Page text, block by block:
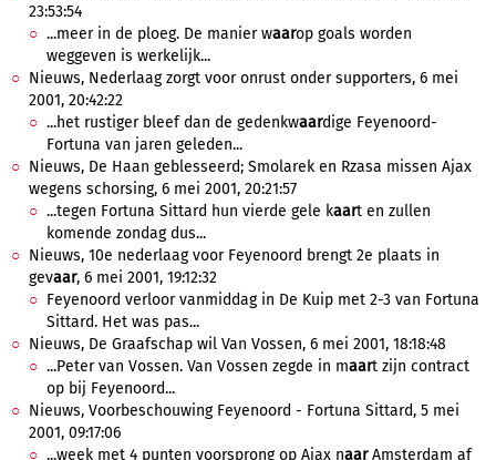
23:53:54
...meer in de ploeg. De manier waarop goals worden
weggeven is werkelijk...
Nieuws, Nederlaag zorgt voor onrust onder supporters, 6 mei
2001, 20:42:22
...het rustiger bleef dan de gedenkwaardige Feyenoord-
Fortuna van jaren geleden...
Nieuws, De Haan geblesseerd; Smolarek en Rzasa missen Ajax
wegens schorsing, 6 mei 2001, 20:21:57
...tegen Fortuna Sittard hun vierde gele kaart en zullen
komende zondag dus...
Nieuws, 10e nederlaag voor Feyenoord brengt 2e plaats in
gevaar, 6 mei 2001, 19:12:32
Feyenoord verloor vanmiddag in De Kuip met 2-3 van Fortuna
Sittard. Het was pas...
Nieuws, De Graafschap wil Van Vossen, 6 mei 2001, 18:18:48
...Peter van Vossen. Van Vossen zegde in maart zijn contract
op bij Feyenoord...
Nieuws, Voorbeschouwing Feyenoord - Fortuna Sittard, 5 mei
2001, 09:17:06
...week met 4 punten voorsprong op Ajax naarAmsterdam af